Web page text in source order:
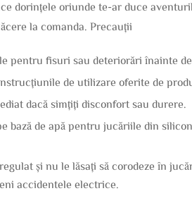
dorințele oriunde te-ar duce
la comanda. Precauții
pentru fisuri sau deteriorări înainte
de utilizare oferite de
dacă simțiți disconfort sau durere.
de apă pentru jucăriile din
și nu le lăsați să corodeze în
accidentele electrice.